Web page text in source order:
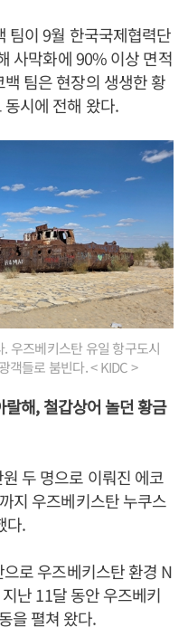
팀이 9월 한국국제협력단
사막화에 90% 이상 면적
팀은 현장의 생생한 황
시에 전해 왔다.
우즈베키스탄 유일 항구도시
객들로 붐빈다. < KIDC >
랄해, 철갑상어 놀던 황금
두 명으로 이뤄진 에코
지 우즈베키스탄 누쿠스
다.
로 우즈베키스탄 환경 N
난 11달 동안 우즈베키
을 펼쳐 왔다.